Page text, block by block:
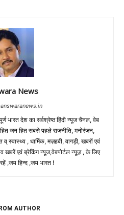
News
भारत देश का सर्वश्रेष्ठ हिंदी न्‍यूज चैनल, वेब
जन हित सबसे पहले राजनीति, मनोरंजन,
स्वास्थ्य , धार्मिक, मज़हबी, वागड़ी, खबरों एवं
खबरें एवं ब्रेकिंग न्यूज,वेबपोर्टल न्यूज़ , के लिए
,जय हिन्द ,जय भारत !
AUTHOR